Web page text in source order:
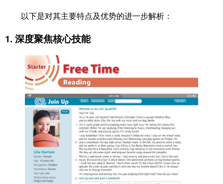
以下是对其主要特点及优势的进一步解析：
1. 深度聚焦核心技能